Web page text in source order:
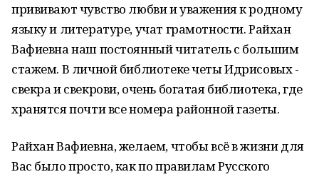
прививают чувство любви и уважения к родному
языку и литературе, учат грамотности. Райхан
Вафиевна наш постоянный читатель с большим
стажем. В личной библиотеке четы Идрисовых -
свекра и свекрови, очень богатая библиотека, где
хранятся почти все номера районной газеты.
Райхан Вафиевна, желаем, чтобы всё в жизни для
Вас было просто, как по правилам Русского